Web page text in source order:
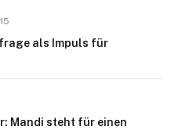
als Impuls für
Mandi steht für einen